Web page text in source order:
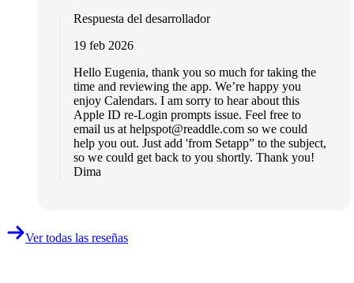
Respuesta del desarrollador
19 feb 2026
Hello Eugenia, thank you so much for taking the
time and reviewing the app. We’re happy you
enjoy Calendars. I am sorry to hear about this
Apple ID re-Login prompts issue. Feel free to
email us at helpspot@readdle.com so we could
help you out. Just add 'from Setapp” to the subject,
so we could get back to you shortly. Thank you!
Dima
Ver todas las reseñas